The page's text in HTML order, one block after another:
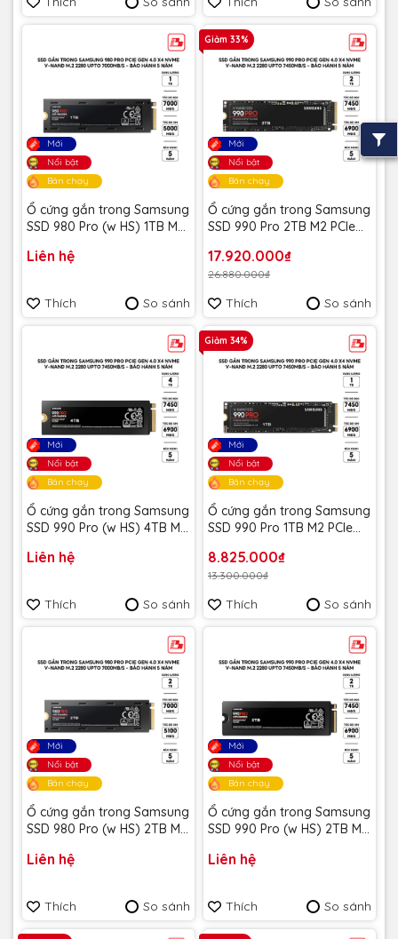
Mới
Nổi bật
Bán chạy
Ổ cứng gắn trong Samsung
SSD 980 Pro (w HS) 1TB M2
Bảo hành 5 năm
Liên hệ
Thích So sánh
Mới
Nổi bật
Bán chạy
Giảm 33%
Ổ cứng gắn trong Samsung
SSD 990 Pro 2TB M2 PCIe
Bảo hành 5 năm
17.920.000₫
26.880.000₫
Thích So sánh
Mới
Nổi bật
Bán chạy
Ổ cứng gắn trong Samsung
SSD 990 Pro (w HS) 4TB M2
V9P4T0CW - Bảo hành 5
Liên hệ
Thích So sánh
Mới
Nổi bật
Bán chạy
Giảm 34%
Ổ cứng gắn trong Samsung
SSD 990 Pro 1TB M2 PCIe
Bảo hành 5 năm
8.825.000₫
13.300.000₫
Thích So sánh
Mới
Nổi bật
Bán chạy
Ổ cứng gắn trong Samsung
SSD 980 Pro (w HS) 2TB M2
Bảo hành 5 năm
Liên hệ
Thích So sánh
Mới
Nổi bật
Bán chạy
Ổ cứng gắn trong Samsung
SSD 990 Pro (w HS) 2TB M2
Bảo hành 5 năm
Liên hệ
Thích So sánh